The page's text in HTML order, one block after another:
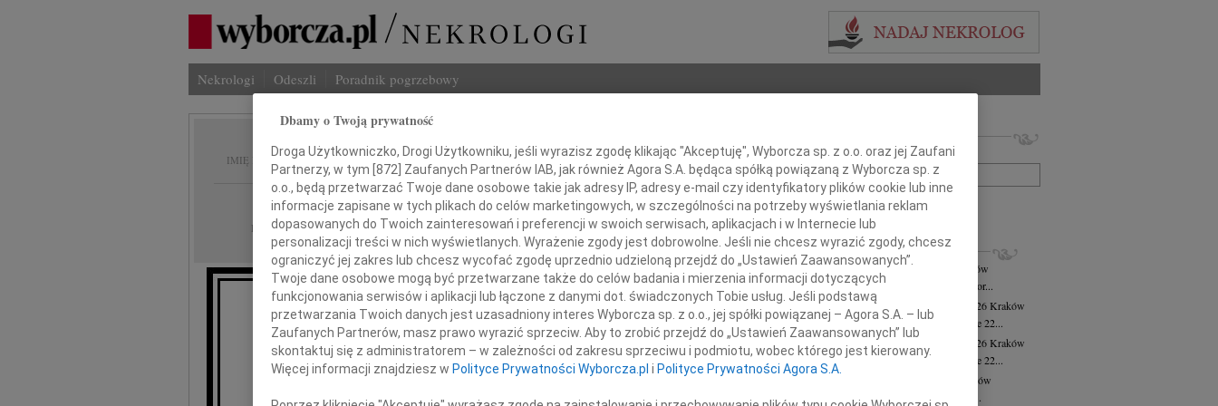
Nekrologi Odeszli Poradnik pogrzebowy
IMIĘ I NAZWISKO: Janina Cunnelly
REGION: Kraków
DATA EMISJI: 30.03.2012
Z głębokim żalem zawiadamiamy,
że w dniu 22 marca 2012 roku zmarła
Imię i nazwisko lub numer ogłoszenia:
+ szukanie zaawansowane
INNE NEKROLOGI
Andrzej Krzysztof Torbus 31.07.2026
Kraków
Andrzej Krzysztof Torbus poeta prozaik, autor...
Bogusława Cholewa-Hrynkowska
28.07.2026 Kraków
Z głębokim żalem przyjęliśmy wiadomość, że 22...
Bogusława Cholewa-Hrynkowska
27.07.2026 Kraków
Z głębokim żalem przyjęliśmy wiadomość, że 22...
Barbara Cichecka
Kraków
Mgr Barbara Cichecka Zawodniczka Klubu...
Dbamy o Twoją prywatność
Droga Użytkowniczko, Drogi Użytkowniku, jeśli wyrazisz zgodę klikając "Akceptuję", Wyborcza sp. z o.o. oraz jej Zaufani
Partnerzy, w tym [872] Zaufanych Partnerów IAB, jak również Agora S.A. będąca spółką powiązaną z Wyborcza sp. z
o.o., będą przetwarzać Twoje dane osobowe takie jak adresy IP, adresy e-mail czy identyfikatory plików cookie lub inne
informacje zapisane w tych plikach do celów marketingowych, w szczególności na potrzeby wyświetlania reklam
dopasowanych do Twoich zainteresowań i preferencji w swoich serwisach, aplikacjach i w Internecie lub
personalizacji treści w nich wyświetlanych. Wyrażenie zgody jest dobrowolne. Jeśli nie chcesz wyrazić zgody, chcesz
ograniczyć jej zakres lub chcesz wycofać zgodę uprzednio udzieloną przejdź do „Ustawień Zaawansowanych”.
Twoje dane osobowe mogą być przetwarzane także do celów badania i mierzenia informacji dotyczących
funkcjonowania serwisów i aplikacji lub łączone z danymi dot. świadczonych Tobie usług. Jeśli podstawą
przetwarzania Twoich danych jest uzasadniony interes Wyborcza sp. z o.o., jej spółki powiązanej – Agora S.A. – lub
Zaufanych Partnerów, masz prawo wyrazić sprzeciw. Aby to zrobić przejdź do „Ustawień Zaawansowanych” lub
skontaktuj się z administratorem – w zależności od zakresu sprzeciwu i podmiotu, wobec którego jest kierowany.
Więcej informacji znajdziesz w Polityce Prywatności Wyborcza.pl i Polityce Prywatności Agora S.A.